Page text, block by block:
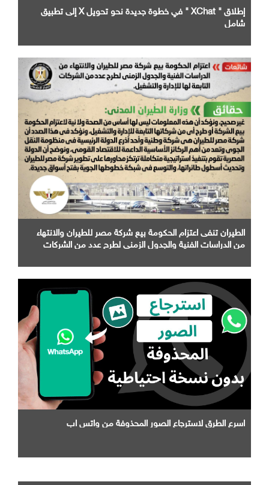
إطلاق " XChat " في خطوة جديدة نحو تحويل X إلى تطبيق
شامل
الطيران تنفى اعتزام الحكومة بيع شركة مصر للطيران والانتهاء
من الدراسات الفنية والجدول الزمني لطرح عدد من الشركات
اسرع الطرق لاسترجاع الصور المحذوفة من واتس اب